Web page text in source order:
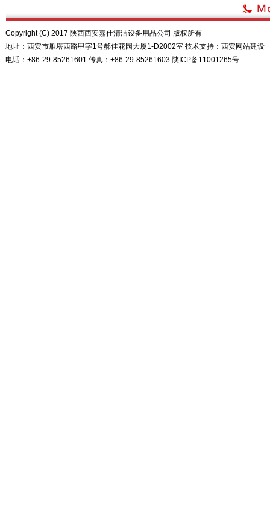
Copyright (C) 2017 陕西西安嘉仕清洁设备用品公司 版权所有
地址：西安市雁塔西路甲字1号郝佳花园大厦1-D2002室 技术支持： 西安网站建设
电话：+86-29-85261601 传真：+86-29-85261603 陕ICP备11001265号